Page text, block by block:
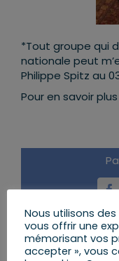
*Tout groupe qui
nationale peut
Philippe Spitz au
Pour en savoir
Articles
Nous utilisons
vous offrir une
mémorisant vos
accepter », vous